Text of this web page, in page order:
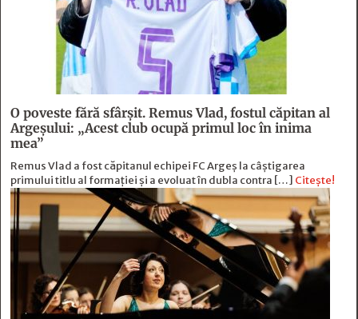
O poveste fără sfârşit. Remus Vlad, fostul căpitan al
Argeşului: „Acest club ocupă primul loc în inima
mea”
Remus Vlad a fost căpitanul echipei FC Argeș la câștigarea
primului titlu al formației și a evoluat în dubla contra […] Citește!